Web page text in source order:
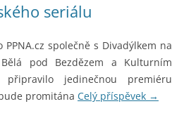
seriálu
PPNA.cz společně s Divadýlkem na
pod Bezdězem a Kulturním
jedinečnou premiéru
promitána Celý příspěvek →